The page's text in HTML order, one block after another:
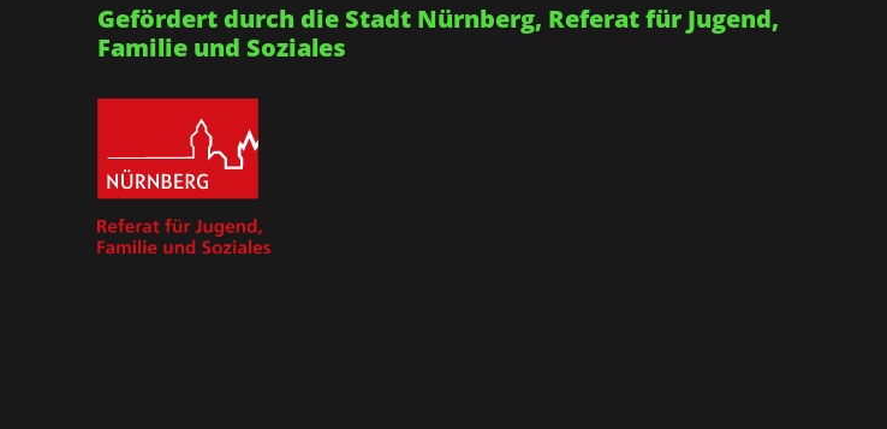
Gefördert durch die Stadt Nürnberg, Referat für Jugend,
Familie und Soziales